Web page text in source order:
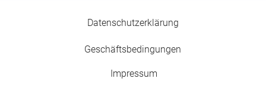
Datenschutzerklärung
Geschäfts­­be­­ding­­ung­­en
Impressum